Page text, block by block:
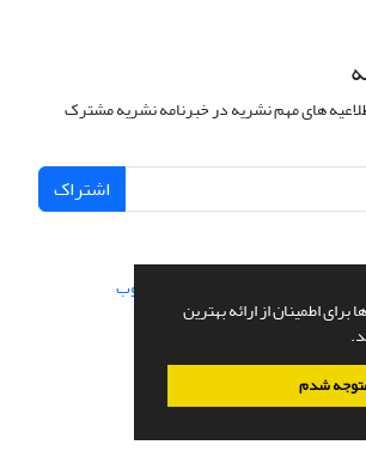
اطمینان از ارائه بهترین
شدم
های مهم نشریه در خبرنامه نشریه مشترک
اشتراک
سیناوب